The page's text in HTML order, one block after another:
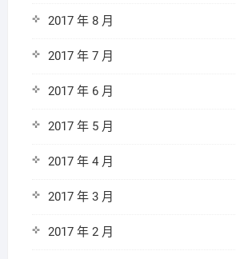
2017 年 8 月
2017 年 7 月
2017 年 6 月
2017 年 5 月
2017 年 4 月
2017 年 3 月
2017 年 2 月